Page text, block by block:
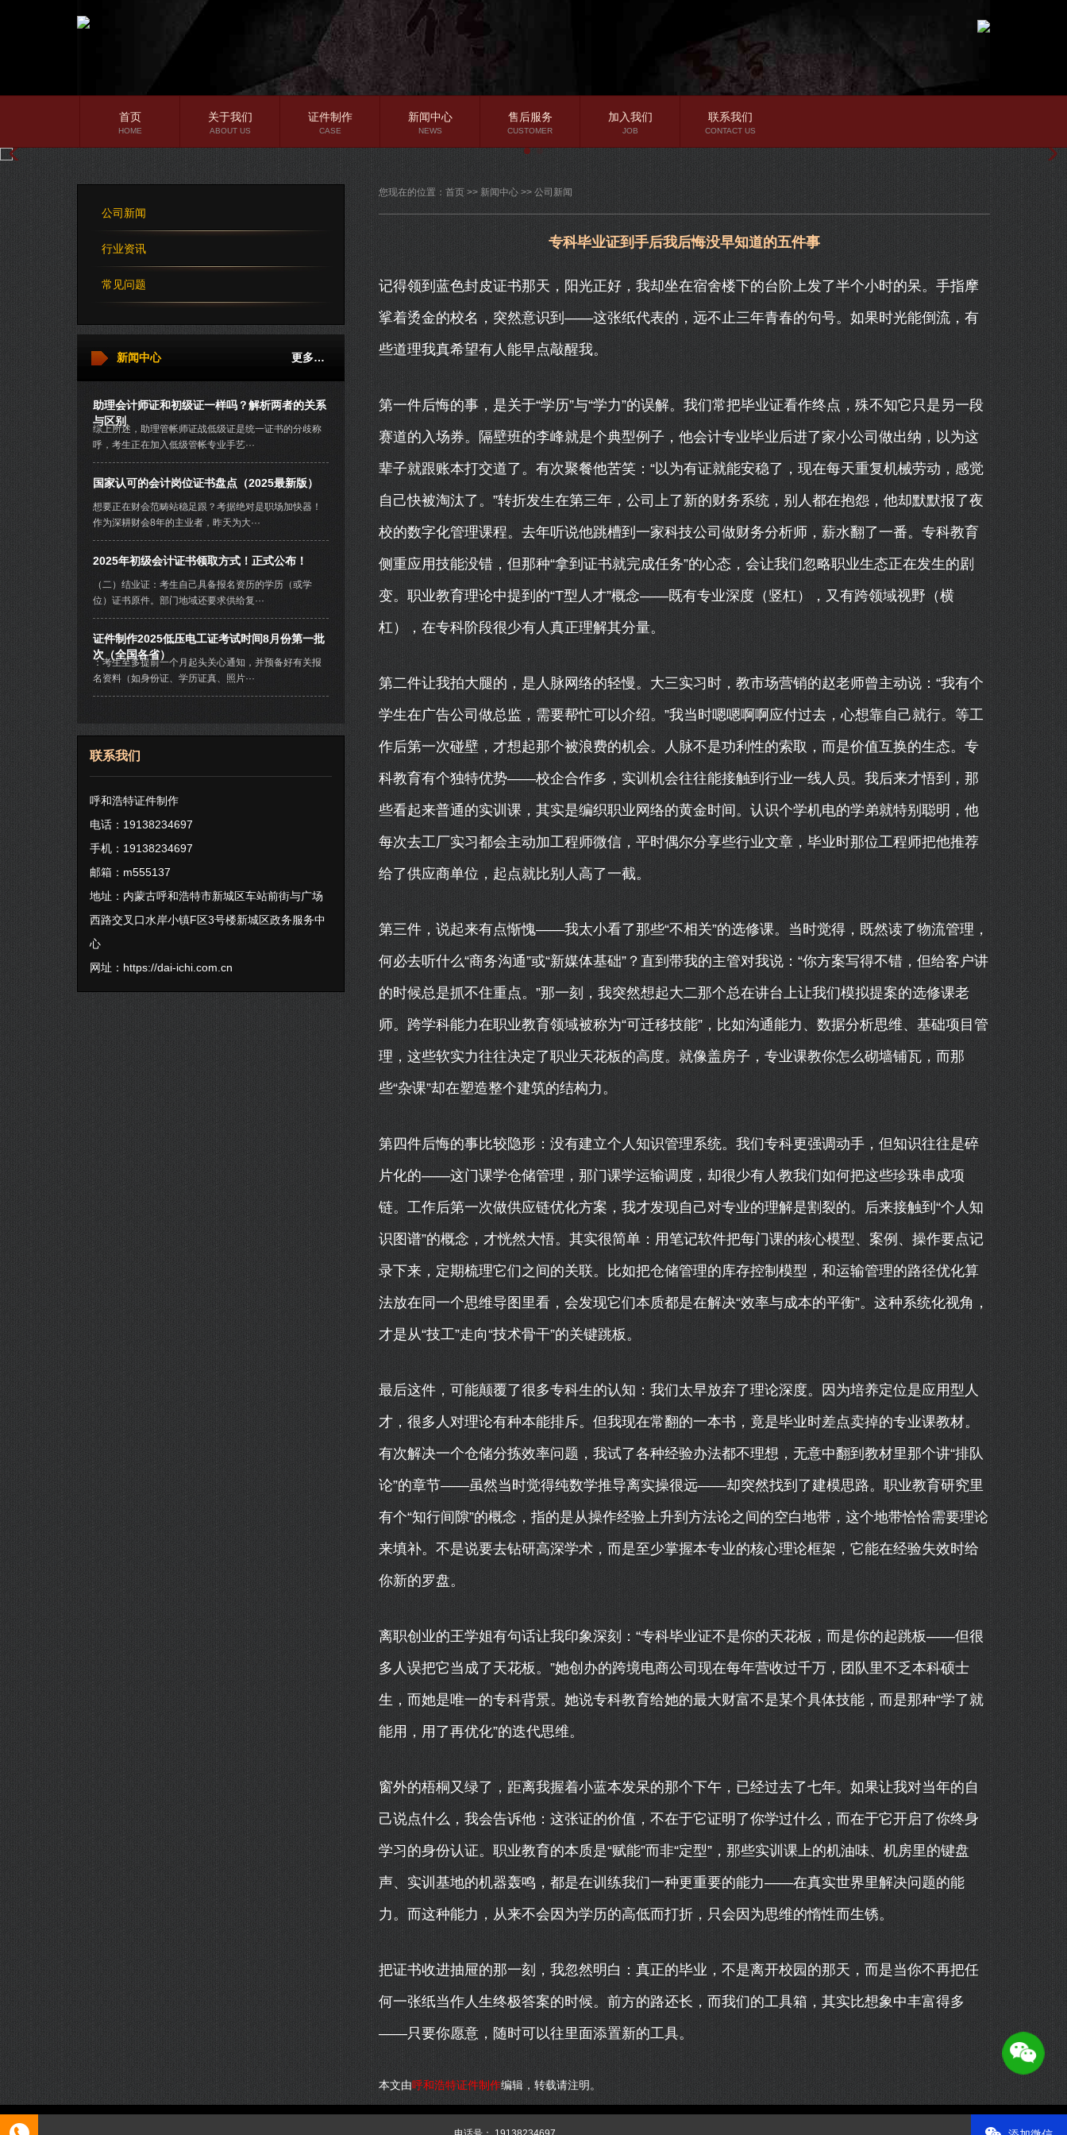
行业资讯
常见问题
首页
HOME
关于我们
ABOUT US
证件制作
CASE
新闻中心
NEWS
售后服务
CUSTOMER
加入我们
JOB
联系我们
CONTACT US
公司新闻
行业资讯
常见问题
更多…
新闻中心
助理会计师证和初级证一样吗？解析两者的关系
与区别
综上所述，助理管帐师证战低级证是统一证书的分歧称
呼，考生正在加入低级管帐专业手艺···
国家认可的会计岗位证书盘点（2025最新版）
想要正在财会范畴站稳足跟？考据绝对是职场加快器！
作为深耕财会8年的主业者，昨天为大···
2025年初级会计证书领取方式！正式公布！
（二）结业证：考生自己具备报名资历的学历（或学
位）证书原件。部门地域还要求供给复···
证件制作2025低压电工证考试时间8月份第一批
次（全国各省）
：考生至多提前一个月起头关心通知，并预备好有关报
名资料（如身份证、学历证真、照片···
联系我们
呼和浩特证件制作
电话：19138234697
手机：19138234697
邮箱：m555137
地址：内蒙古呼和浩特市新城区车站前街与广场
西路交叉口水岸小镇F区3号楼新城区政务服务中
心
网址： https://dai-ichi.com.cn
您现在的位置： 首页 >> 新闻中心 >> 公司新闻
专科毕业证到手后我后悔没早知道的五件事
记得领到蓝色封皮证书那天，阳光正好，我却坐在宿舍楼下的台阶上发了半个小时的呆。手指摩
挲着烫金的校名，突然意识到——这张纸代表的，远不止三年青春的句号。如果时光能倒流，有
些道理我真希望有人能早点敲醒我。
第一件后悔的事，是关于“学历”与“学力”的误解。我们常把毕业证看作终点，殊不知它只是另一段
赛道的入场券。隔壁班的李峰就是个典型例子，他会计专业毕业后进了家小公司做出纳，以为这
辈子就跟账本打交道了。有次聚餐他苦笑：“以为有证就能安稳了，现在每天重复机械劳动，感觉
自己快被淘汰了。”转折发生在第三年，公司上了新的财务系统，别人都在抱怨，他却默默报了夜
校的数字化管理课程。去年听说他跳槽到一家科技公司做财务分析师，薪水翻了一番。专科教育
侧重应用技能没错，但那种“拿到证书就完成任务”的心态，会让我们忽略职业生态正在发生的剧
变。职业教育理论中提到的“T型人才”概念——既有专业深度（竖杠），又有跨领域视野（横
杠），在专科阶段很少有人真正理解其分量。
第二件让我拍大腿的，是人脉网络的轻慢。大三实习时，教市场营销的赵老师曾主动说：“我有个
学生在广告公司做总监，需要帮忙可以介绍。”我当时嗯嗯啊啊应付过去，心想靠自己就行。等工
作后第一次碰壁，才想起那个被浪费的机会。人脉不是功利性的索取，而是价值互换的生态。专
科教育有个独特优势——校企合作多，实训机会往往能接触到行业一线人员。我后来才悟到，那
些看起来普通的实训课，其实是编织职业网络的黄金时间。认识个学机电的学弟就特别聪明，他
每次去工厂实习都会主动加工程师微信，平时偶尔分享些行业文章，毕业时那位工程师把他推荐
给了供应商单位，起点就比别人高了一截。
第三件，说起来有点惭愧——我太小看了那些“不相关”的选修课。当时觉得，既然读了物流管理，
何必去听什么“商务沟通”或“新媒体基础”？直到带我的主管对我说：“你方案写得不错，但给客户讲
的时候总是抓不住重点。”那一刻，我突然想起大二那个总在讲台上让我们模拟提案的选修课老
师。跨学科能力在职业教育领域被称为“可迁移技能”，比如沟通能力、数据分析思维、基础项目管
理，这些软实力往往决定了职业天花板的高度。就像盖房子，专业课教你怎么砌墙铺瓦，而那
些“杂课”却在塑造整个建筑的结构力。
第四件后悔的事比较隐形：没有建立个人知识管理系统。我们专科更强调动手，但知识往往是碎
片化的——这门课学仓储管理，那门课学运输调度，却很少有人教我们如何把这些珍珠串成项
链。工作后第一次做供应链优化方案，我才发现自己对专业的理解是割裂的。后来接触到“个人知
识图谱”的概念，才恍然大悟。其实很简单：用笔记软件把每门课的核心模型、案例、操作要点记
录下来，定期梳理它们之间的关联。比如把仓储管理的库存控制模型，和运输管理的路径优化算
法放在同一个思维导图里看，会发现它们本质都是在解决“效率与成本的平衡”。这种系统化视角，
才是从“技工”走向“技术骨干”的关键跳板。
最后这件，可能颠覆了很多专科生的认知：我们太早放弃了理论深度。因为培养定位是应用型人
才，很多人对理论有种本能排斥。但我现在常翻的一本书，竟是毕业时差点卖掉的专业课教材。
有次解决一个仓储分拣效率问题，我试了各种经验办法都不理想，无意中翻到教材里那个讲“排队
论”的章节——虽然当时觉得纯数学推导离实操很远——却突然找到了建模思路。职业教育研究里
有个“知行间隙”的概念，指的是从操作经验上升到方法论之间的空白地带，这个地带恰恰需要理论
来填补。不是说要去钻研高深学术，而是至少掌握本专业的核心理论框架，它能在经验失效时给
你新的罗盘。
离职创业的王学姐有句话让我印象深刻：“专科毕业证不是你的天花板，而是你的起跳板——但很
多人误把它当成了天花板。”她创办的跨境电商公司现在每年营收过千万，团队里不乏本科硕士
生，而她是唯一的专科背景。她说专科教育给她的最大财富不是某个具体技能，而是那种“学了就
能用，用了再优化”的迭代思维。
窗外的梧桐又绿了，距离我握着小蓝本发呆的那个下午，已经过去了七年。如果让我对当年的自
己说点什么，我会告诉他：这张证的价值，不在于它证明了你学过什么，而在于它开启了你终身
学习的身份认证。职业教育的本质是“赋能”而非“定型”，那些实训课上的机油味、机房里的键盘
声、实训基地的机器轰鸣，都是在训练我们一种更重要的能力——在真实世界里解决问题的能
力。而这种能力，从来不会因为学历的高低而打折，只会因为思维的惰性而生锈。
把证书收进抽屉的那一刻，我忽然明白：真正的毕业，不是离开校园的那天，而是当你不再把任
何一张纸当作人生终极答案的时候。前方的路还长，而我们的工具箱，其实比想象中丰富得多
——只要你愿意，随时可以往里面添置新的工具。
本文由呼和浩特证件制作编辑，转载请注明。